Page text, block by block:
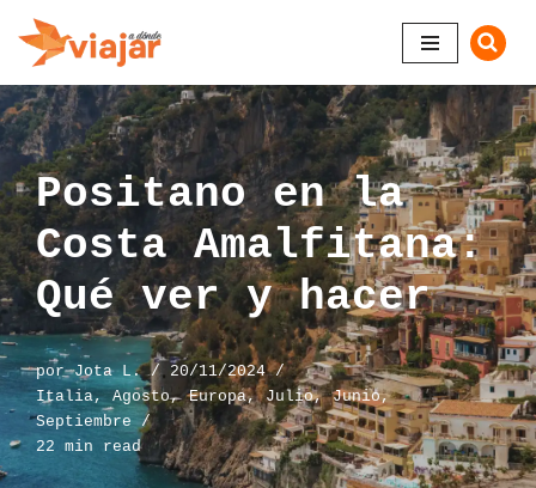
Saltar
al
contenido
Positano en la
Costa Amalfitana:
Qué ver y hacer
porJota L.
20/11/2024
Italia, Agosto,Europa,Julio,Junio,
Septiembre
22 min read